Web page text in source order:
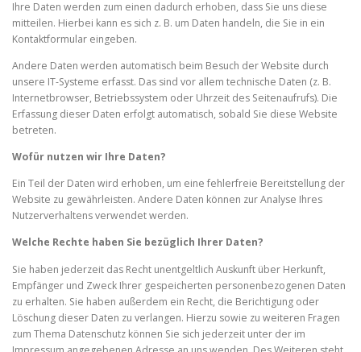
Ihre Daten werden zum einen dadurch erhoben, dass Sie uns diese
mitteilen. Hierbei kann es sich z. B. um Daten handeln, die Sie in ein
Kontaktformular eingeben.
Andere Daten werden automatisch beim Besuch der Website durch
unsere IT-Systeme erfasst. Das sind vor allem technische Daten (z. B.
Internetbrowser, Betriebssystem oder Uhrzeit des Seitenaufrufs). Die
Erfassung dieser Daten erfolgt automatisch, sobald Sie diese Website
betreten.
Wofür nutzen wir Ihre Daten?
Ein Teil der Daten wird erhoben, um eine fehlerfreie Bereitstellung der
Website zu gewährleisten. Andere Daten können zur Analyse Ihres
Nutzerverhaltens verwendet werden.
Welche Rechte haben Sie bezüglich Ihrer Daten?
Sie haben jederzeit das Recht unentgeltlich Auskunft über Herkunft,
Empfänger und Zweck Ihrer gespeicherten personenbezogenen Daten
zu erhalten. Sie haben außerdem ein Recht, die Berichtigung oder
Löschung dieser Daten zu verlangen. Hierzu sowie zu weiteren Fragen
zum Thema Datenschutz können Sie sich jederzeit unter der im